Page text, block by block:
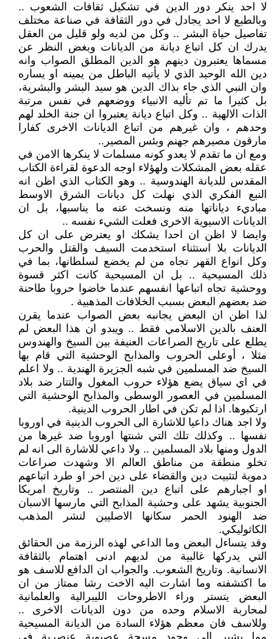
لا احد ينكر دور الدين في تشكيل ثقافات الشعوب ..
وبالطبع لا احد يجادل في دور الثقافة في صناعة مختلف
تفاصيل حياة البشر .. وكل من لديه ولو قليل من العقل
يدرك ان كل اتباع ديانة من الديانات وبغض النظر عن
مسماها يعتبرون دينهم هو الدين المطلق الصواب وانه
دين الله الوحيد الذي لا يأتيه الباطل من يمينه او يساره
وان النبي الذي جاء بذاك الدين هو سيد البشر والبشرية،
بل كثيرا ما تم تأليه الانبياء ووضعهم في نفس مرتبة
الذات الالهية .. وكل اتباع ديانة يعتبروا ان جنة الخلد لهم
وحدهم ، وان غيرهم من اتباع الديانات الاخرى كفارا
مارقون مصيرهم جهنم وبئس المصير..
ومع ان ما تقدم لا يعدو كونه مسلمات لا ينكرها الامن في
عقله بعض المشكلات ولهؤلاء اوجه الدعوة لقراءة الكتاب
المقدس للديانة الهندوسية .. وهو الكتاب الذي اظن انه
النبع الفكري الذي نهلت كل ديانات الشرق الاوسط
مباديء دياناتها منه ونسخت عنه ما يناسبها، بل ان
الديانات الاسيوية الاخرى فعلت الشيء نفسه ..
وايضا لا اظن ان احدا يشكك او يعترض على ان كل
الديانات بلا استثناء استخدمت السيف والقتل والحرب
وكل انواع القهر تجاه من لم يخضع لسلطانها، بما في
ذلك المسيحية .. بل ان المسيحية كانت اكثر قسوة
ووحشية تجاه اتباعها انفسهم عندما خاضوا حروبا طاحنة
ضد بعضهم البعض بسبب الخلافات المذهبية .
لذا اظن ان البعض يجانبه بعض الصواب عندما يقرن
العنف بالدين الاسلامي فقط .. ويبدو ان هذا البعض لم
يطلع على تاريخ الصراعات العنيفة بين السيخ والهندوس
مثلا ، أوعلى الحروب والمذابح الوحشية التي قام بها
السيخ ضد المسلمين في شبه الجزيرة الهندية .. ولا اعلم
في اي سياق يضع هؤلاء حروب المغول والتتار ضد بلاد
المسلمين في العصور الوسطى والمذابح الوحشية التي
ارتكبوها. اذا لم تكن في اطار الحروب الدينية.
ولا اجد هناك داعيا للاشارة الى الحروب الدينية في اوروبا
نفسها .. وكذلك تلك التي شنتها اوروبا ضد غيرها من
الدول ومنها بلاد المسلمين .. ولا داعي للاشارة الى انه لم
تخلو منطقة من مناطق العالم الا وشهدت صراعات
دموية لتثبيت دين والقضاء على دين اخر او طرد اتباعهم
او اجبارهم على اتباع دين المنتصر .. وتاريخ امريكا
الجنوبية يشهد على وحشية المذابح التي مارسها الاسبان
ضد الهنود الحمر سكانها الاصليين لنشر المذهب
الكاثوليكي.
وقد يتساءل البعض وما الداعي لهذه الرزمة من الحقائق
التي يدركها غالبية من لديهم ادنى اهتمام بالثقافة
الانسانية. وتاريخ الشعوب. والجواب ان الدافع للاسف هو
ما اكتشفته وما اشارت اليه الاخت رشا ممتاز من ان
البعض يتستر وراء الاطروحات الليبرالية والعلمانية
لمحاربة الاسلام وحده من دون الديانات الاخرى ..
وللاسف فان معظم هؤلاء السادة من الديانة المسيحية